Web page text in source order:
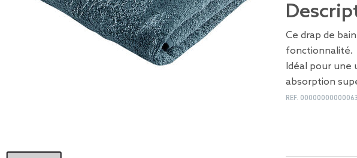
Ce drap de
fonctionnalité.
Idéal pour une
absorption
REF.